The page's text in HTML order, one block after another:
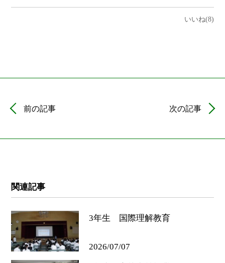
いいね(8)
前の記事 次の記事
関連記事
3年生 国際理解教育
2026/07/07